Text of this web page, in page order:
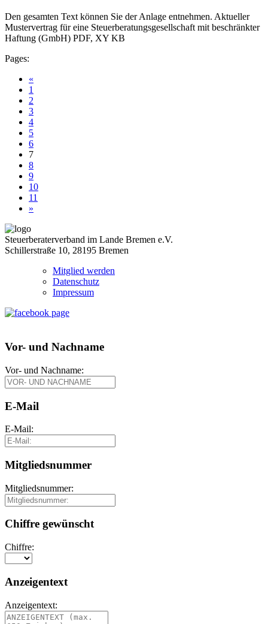
Den gesamten Text können Sie der Anlage entnehmen. Aktueller
Mustervertrag für eine Steuerberatungsgesellschaft mit beschränkter
Haftung (GmbH) PDF, XY KB
Pages:
«
1
2
3
4
5
6
7
8
9
10
11
»
Steuerberaterverband im Lande Bremen e.V.
Schillerstraße 10, 28195 Bremen
Mitglied werden
Datenschutz
Impressum
Vor- und Nachname
Vor- und Nachname:
E-Mail
E-Mail:
Mitgliedsnummer
Mitgliedsnummer:
Chiffre gewünscht
Chiffre:
Anzeigentext
Anzeigentext: